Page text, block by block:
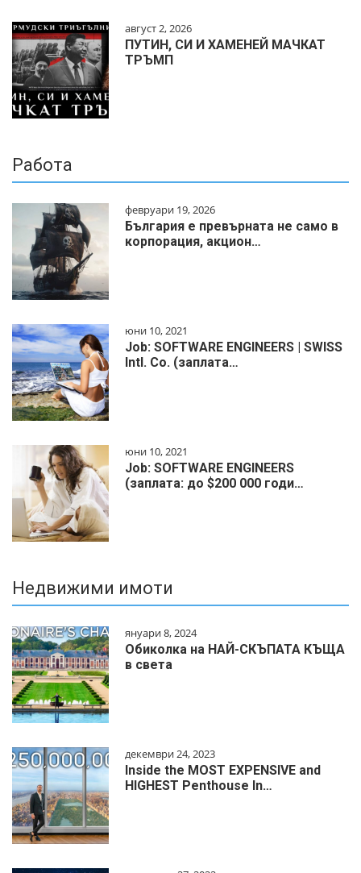
август 2, 2026
ПУТИН, СИ И ХАМЕНЕЙ МАЧКАТ
ТРЪМП
Работа
февруари 19, 2026
България е превърната не само в
корпорация, акцион…
юни 10, 2021
Job: SOFTWARE ENGINEERS | SWISS
Intl. Co. (заплата…
юни 10, 2021
Job: SOFTWARE ENGINEERS
(заплата: до $200 000 годи…
Недвижими имоти
януари 8, 2024
Обиколка на НАЙ-СКЪПАТА КЪЩА
в света
декември 24, 2023
Inside the MOST EXPENSIVE and
HIGHEST Penthouse In…